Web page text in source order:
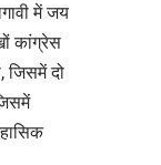
में जय
कांग्रेस
जिसमें दो